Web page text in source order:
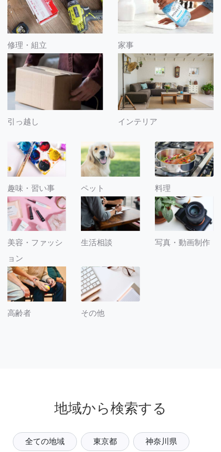
修理・組立 家事
引っ越し インテリア
趣味・習い事 ペット 料理
美容・ファッシ
ョン
生活相談 写真・動画制作
高齢者 その他
地域から検索する
全ての地域 東京都 神奈川県